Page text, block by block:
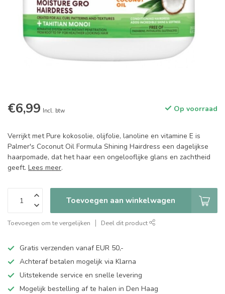
€6,99 Incl. btw Op voorraad
Verrijkt met Pure kokosolie, olijfolie, lanoline en vitamine E is
Palmer's Coconut Oil Formula Shining Hairdress een dagelijkse
haarpomade, dat het haar een ongelooflijke glans en zachtheid
geeft. Lees meer.
Toevoegen aan winkelwagen
Toevoegen om te vergelijken Deel dit product
Gratis verzenden vanaf EUR 50,-
Achteraf betalen mogelijk via Klarna
Uitstekende service en snelle levering
Mogelijk bestelling af te halen in Den Haag